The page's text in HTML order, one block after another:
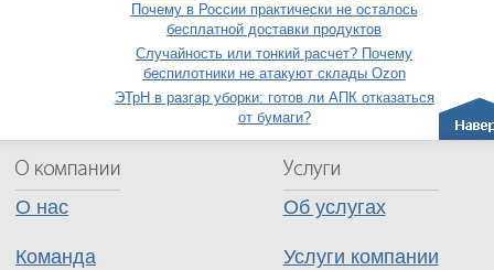
Почему в России практически не осталось
бесплатной доставки продуктов
Случайность или тонкий расчет? Почему
беспилотники не атакуют склады Ozon
ЭТрН в разгар уборки: готов ли АПК отказаться
от бумаги?
О нас
Команда
Об услугах
Услуги компании